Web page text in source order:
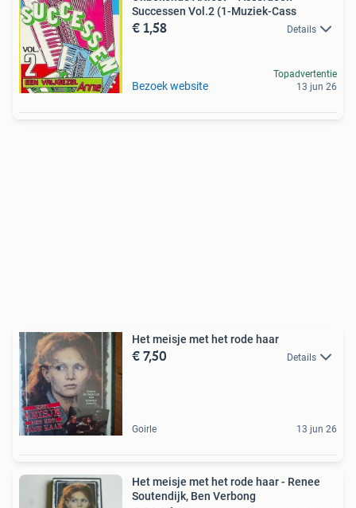
Successen Vol.2 (1-Muziek-Cass
€ 1,58 Details
Bezoek website
Topadvertentie
13 jun 26
Het meisje met het rode haar
€ 7,50 Details
Goirle 13 jun 26
Het meisje met het rode haar - Renee
Soutendijk, Ben Verbong